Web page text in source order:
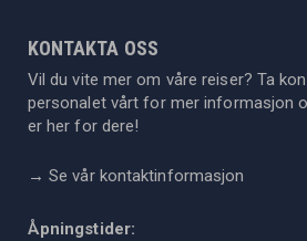
KONTAKTA OSS
Vil du vite mer om våre reiser? Ta
personalet vårt for mer informasjon
er her for dere!
→ Se vår kontaktinformasjon
Åpningstider: